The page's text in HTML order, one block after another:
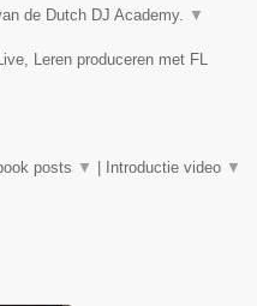
de Dutch DJ Academy. ▼
Leren produceren met FL
posts ▼ Introductie video ▼